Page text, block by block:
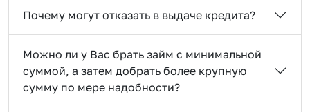
Почему могут отказать в выдаче кредита?
Можно ли у Вас брать займ с минимальной
суммой, а затем добрать более крупную
сумму по мере надобности?